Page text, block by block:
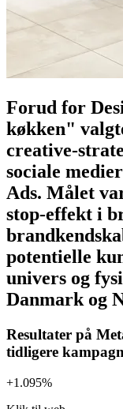
Forud for
køkken"
creative-
sociale
Ads. Målet
stop-effekt i
potentielle
univers og
Danmark og
tidligere